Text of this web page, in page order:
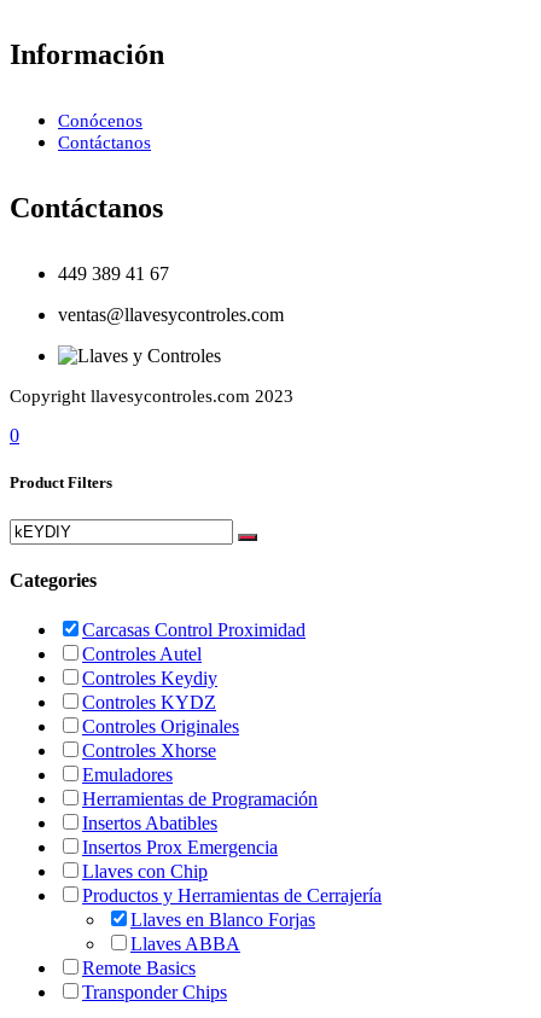
Información
Conócenos
Contáctanos
Contáctanos
449 389 41 67
ventas@llavesycontroles.com
Copyright llavesycontroles.com 2023
0
Product Filters
Categories
Carcasas Control Proximidad
Controles Autel
Controles Keydiy
Controles KYDZ
Controles Originales
Controles Xhorse
Emuladores
Herramientas de Programación
Insertos Abatibles
Insertos Prox Emergencia
Llaves con Chip
Productos y Herramientas de Cerrajería
Llaves en Blanco Forjas
Llaves ABBA
Remote Basics
Transponder Chips